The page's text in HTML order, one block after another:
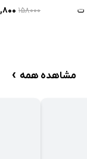
۱۵۸۰۰۰
مشاهده همه ›